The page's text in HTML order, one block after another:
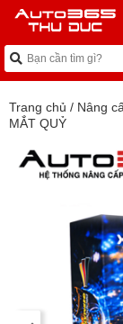
Trang chủ / Nâng
MẮT QUỶ